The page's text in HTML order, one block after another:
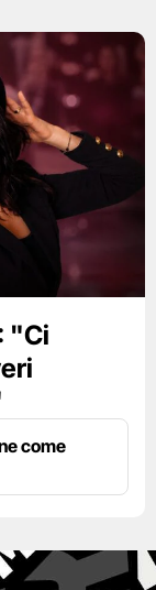
"Ci
come